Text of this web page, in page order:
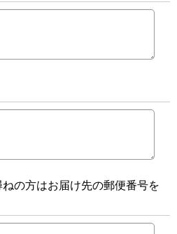
の方はお届け先の郵便番号を